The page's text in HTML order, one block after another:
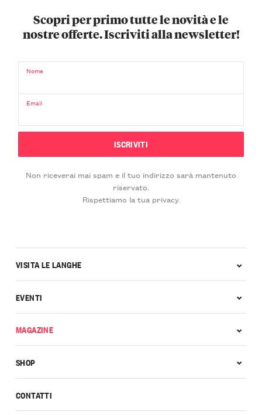
Scopri per primo tutte le novità e le
nostre offerte. Iscriviti alla newsletter!
Nome
Email
Non riceverai mai spam e il tuo indirizzo sarà mantenuto
riservato.
Rispettiamo la tua privacy.
CONTATTI
VISITA LE LANGHE
EVENTI
MAGAZINE
SHOP